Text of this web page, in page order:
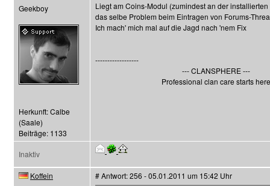
Geekboy
Herkunft: Calbe
(Saale)
Beiträge: 1133
Liegt am Coins-Modul (zumindest an der
das selbe Problem beim Eintragen von Forums-
Ich mach' mich mal auf die Jagd nach 'nem Fix
------------------
--- CLANSPHERE ---
Professional clan care starts here
Inaktiv
Koffein # Antwort: 256 - 05.01.2011 um 15:42 Uhr